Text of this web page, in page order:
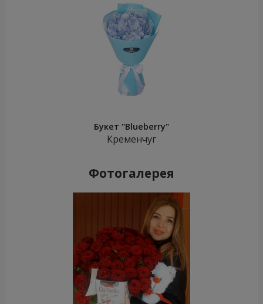
Букет "Blueberry"
Кременчуг
Фотогалерея